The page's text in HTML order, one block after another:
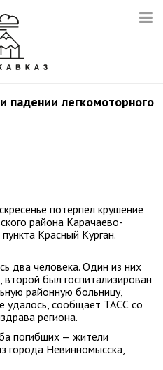
падении легкомоторного
потерпел крушение
района Карачаево-
Красный Курган.
два человека. Один из них
был госпитализирован
районную больницу,
удалось, сообщает ТАСС со
региона.
погибших — жители
города Невинномысска,